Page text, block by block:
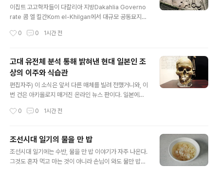
이집트 고고학자들이 다칼리아 지방Dakahlia Governo
rate 콤 엘 킬간Kom el-Khilgan에서 대규모 공동묘지와
eriod부터 그리스와 로마 시대에 이르는 인간 활동 흔적을
토 2세와 연관된 하이집트 문화Lower Egyptian cultur
e가 나일강 삼각주에서 번성했다.발굴자들은 모래 토양에
파놓은 단순한 타원형 무덤들을 발견했다.매장된 시신들은
다양한 자세를 보여주며, 이는 초기 공동체들 사이에서 매
제 도기와 조개껍데기가 시신과 함께 묻혔다.수많은 ..
0 0 1시간 전
고대 유전체 분석 통해 밝혀낸 현대 일본인 조
상의 이주와 식습관
편집자주) 이 소식은 앞서 다른 매체를 빌려 전했거니와, 이
번 건은 아키올로지 매거진 온라인 뉴스 판이다. 일본에서
상의 이주, 기후, 식습관이 어떻게 형성되었는지 더 자세히
대 일본 두 사람 유전체에서 매우 상세한 DNA 데이터를
복원했다.한 명은 약 8,300년 전 초기 조몬 시대를 산 여
성 IY1이고, 다른 한 명은 약 2,300년 전 중기 야요이 시대
0 0 1시간 전
조선시대 일기의 물을 만 밥
조선시대 일기에는 수반, 물을 만 밥 이야기가 자주 나온다.
그것도 혼자 먹고 마는 것이 아니라 손님이 와도 물만 밥을